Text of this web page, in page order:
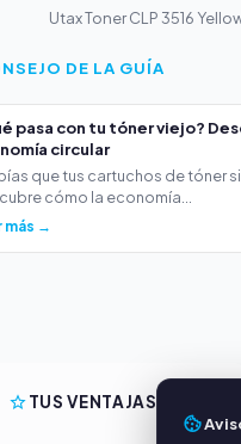
Utax Toner CLP 3516
DE LA GUÍA
pasa con tu tóner viejo?
circular
que tus cartuchos de tóner
cómo la economía...
más →
TUS VENTAJAS